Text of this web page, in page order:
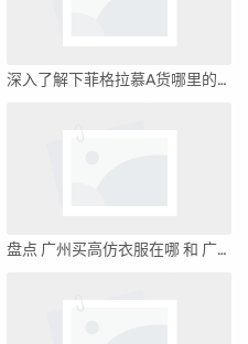
深入了解下菲格拉慕A货哪里的货最好,价格一般多少钱
盘点 广州买高仿衣服在哪 和 广州高仿大牌衣服哪里有